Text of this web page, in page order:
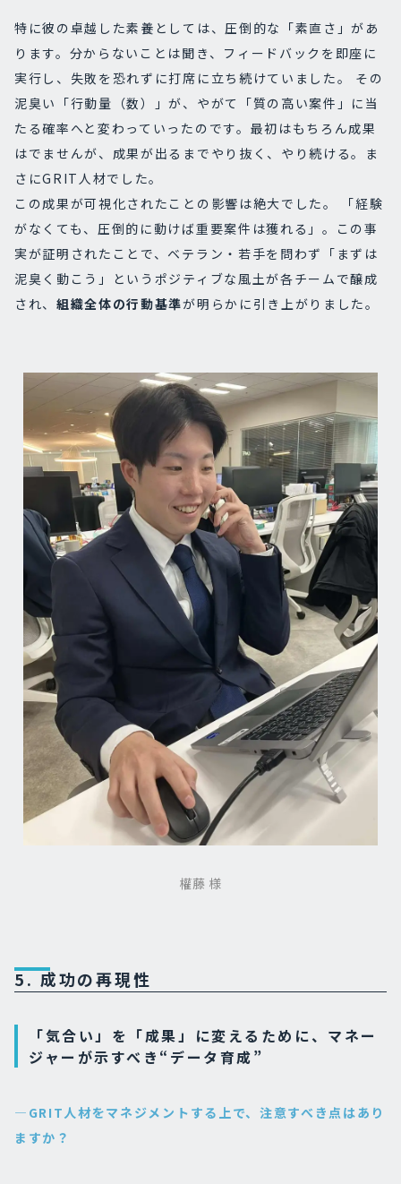
特に彼の卓越した素養としては、圧倒的な「素直さ」があ
ります。分からないことは聞き、フィードバックを即座に
実行し、失敗を恐れずに打席に立ち続けていました。 その
泥臭い「行動量（数）」が、やがて「質の高い案件」に当
たる確率へと変わっていったのです。最初はもちろん成果
はでませんが、成果が出るまでやり抜く、やり続ける。ま
さにGRIT人材でした。
この成果が可視化されたことの影響は絶大でした。 「経験
がなくても、圧倒的に動けば重要案件は獲れる」。この事
実が証明されたことで、ベテラン・若手を問わず「まずは
泥臭く動こう」というポジティブな風土が各チームで醸成
され、組織全体の行動基準が明らかに引き上がりました。
權藤 様
5. 成功の再現性
「気合い」を「成果」に変えるために、マネー
ジャーが示すべき“データ育成”
―GRIT人材をマネジメントする上で、注意すべき点はあり
ますか？